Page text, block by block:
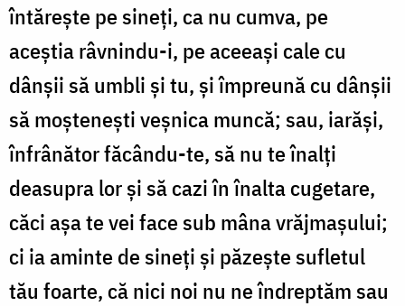
întăreşte pe sineţi, ca nu cumva, pe
aceştia râvnindu-i, pe aceeaşi cale cu
dânşii să umbli şi tu, şi împreună cu dânşii
să moş­teneşti veşnica muncă; sau, iarăşi,
înfrânător făcându-te, să nu te înalţi
deasupra lor şi să cazi în înalta cugetare,
căci aşa te vei face sub mâna vrăjmaşului;
ci ia aminte de sineţi şi păzeşte sufletul
tău foarte, că nici noi nu ne îndreptăm sau